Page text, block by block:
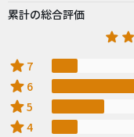
累計の総合評価
star 7
star 6
star5
star4